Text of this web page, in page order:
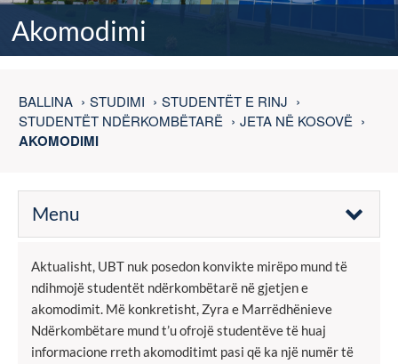
Akomodimi
BALLINA STUDIMI
STUDENTËT E RINJ
STUDENTËT NDËRKOMBËTARË
JETA NË KOSOVË
AKOMODIMI
Menu
Aktualisht, UBT nuk posedon konvikte mirëpo mund të
ndihmojë studentët ndërkombëtarë në gjetjen e
akomodimit. Më konkretisht, Zyra e Marrëdhënieve
Ndërkombëtare mund t’u ofrojë studentëve të huaj
informacione rreth akomoditimt pasi që ka një numër të